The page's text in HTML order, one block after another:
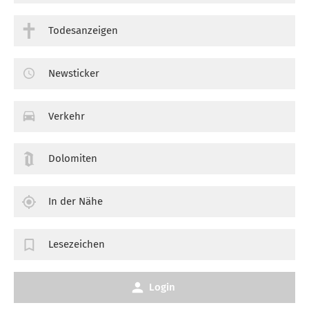
Todesanzeigen
Newsticker
Verkehr
Dolomiten
In der Nähe
Lesezeichen
Login